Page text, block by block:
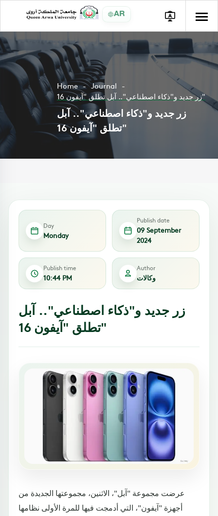
AR
Home
Journal
زر جديد و"ذكاء اصطناعي".. آبل تطلق "آيفون 16"
زر جديد و"ذكاء اصطناعي".. آبل
تطلق "آيفون 16"
Day
Monday
Publish date
09 September
2024
Publish time
10:44 PM
Author
وكالات
زر جديد و"ذكاء اصطناعي".. آبل
تطلق "آيفون 16"
عرضت مجموعة "آبل"، الاثنين، مجموعتها الجديدة من
أجهزة "آيفون"، التي أدمجت فيها للمرة الأولى نظامها